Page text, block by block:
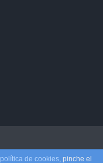
política de cookies, pinche el